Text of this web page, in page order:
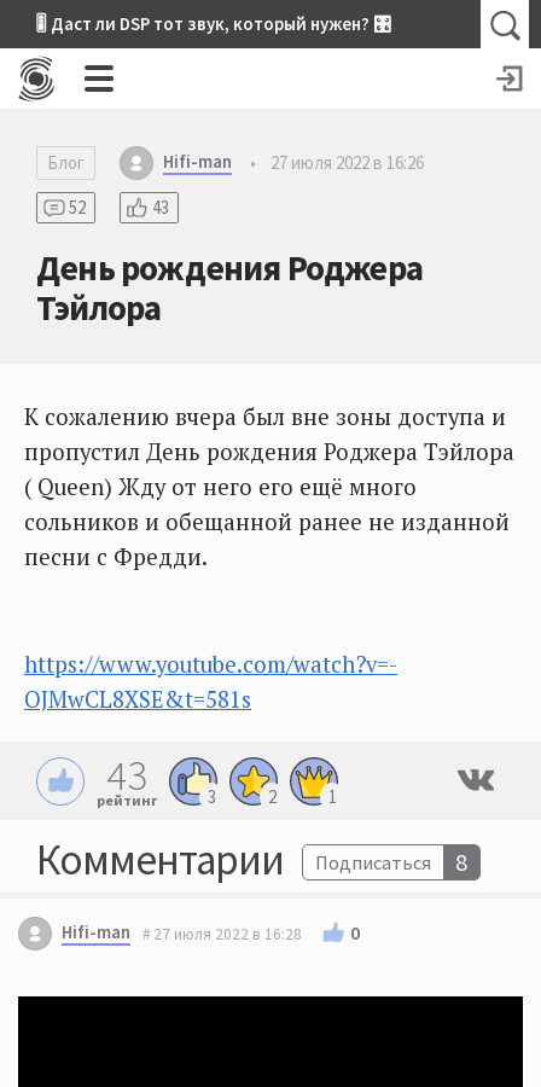
🎚 Даст ли DSP тот звук, который нужен? 🎛
Блог Hifi-man •
27 июля 2022 в 16:26
52
43
День рождения Роджера
Тэйлора
К сожалению вчера был вне зоны доступа и
пропустил День рождения Роджера Тэйлора
( Queen) Жду от него его ещё много
сольников и обещанной ранее не изданной
песни с Фредди.
https://www.youtube.com/watch?v=-
OJMwCL8XSE&t=581s
43
рейтинг 3 2 1
Комментарии Подписаться 8
Hifi-man 27 июля 2022 в 16:28 0